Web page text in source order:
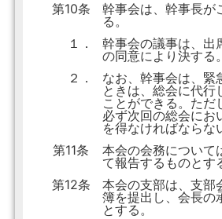
第10条
幹事会は、幹事長が
る。
１．
幹事会の議事は、出
の同意により決する。
２．
なお、幹事会は、緊
ときは、総会に代行
ことができる。ただ
必ず次回の総会にお
を得なければならな
第11条
本会の会務について
て報告するものとす
第12条
本会の支部は、支部
簿を提出し、会長の
とする。